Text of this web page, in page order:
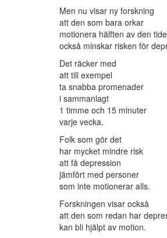
Men nu visar ny forskning
att den som bara orkar
motionera hälften av den
också minskar risken för
Det räcker med
att till exempel
ta snabba promenader
i sammanlagt
1 timme och 15 minuter
varje vecka.
Folk som gör det
har mycket mindre risk
att få depression
jämfört med personer
som inte motionerar alls.
Forskningen visar också
att den som redan har
kan bli hjälpt av motion.